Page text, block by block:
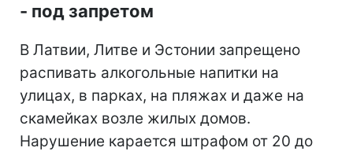
- под запретом
В Латвии, Литве и Эстонии запрещено
распивать алкогольные напитки на
улицах, в парках, на пляжах и даже на
скамейках возле жилых домов.
Нарушение карается штрафом от 20 до